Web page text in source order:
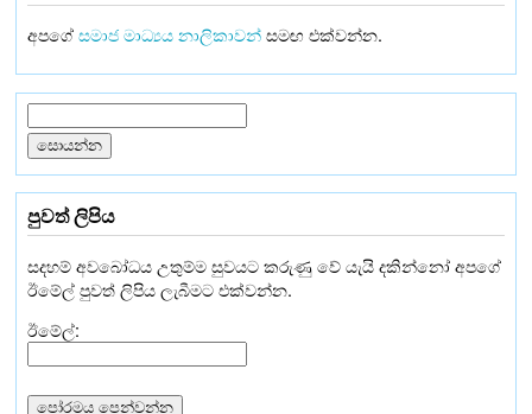
අපගේසමාජ මාධ්‍යය නාලිකාවන්සමඟ එක්වන්න.
පුවත් ලිපිය
සදහම් අවබෝධය උතුම්ම සුවයට කරුණු වේ යැයි දකින්නෝ අපගේ
ඊමේල් පුවත් ලිපිය ලැබීමට එක්වන්න.
ඊමේල්: